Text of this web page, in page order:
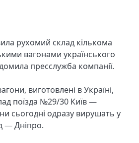
рухомий склад кількома
вагонами українського
пресслужба компанії.
виготовлені в Україні,
поїзда №29/30 Київ —
сьогодні одразу вирушать у
— Дніпро.